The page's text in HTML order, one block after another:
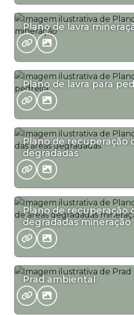
Plano de lavra
Plano de lavra para
Plano de recuperação
degradadas
Plano de recuperação
degradadas mineração
Prad ambiental